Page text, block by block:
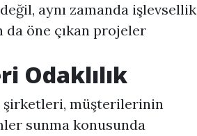
aynı zamanda işlevsellik
da öne çıkan projeler
Odaklılık
şirketleri, müşterilerinin
sunma konusunda